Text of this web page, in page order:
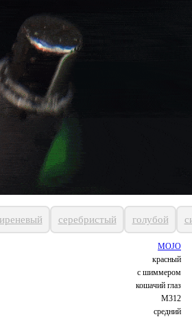
серебристый голубой
MOJO
красный
с шиммером
кошачий глаз
M312
средний